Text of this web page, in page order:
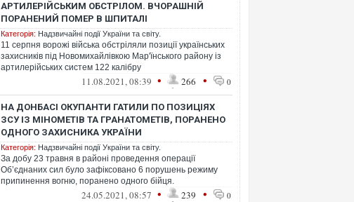
АРТИЛЕРІЙСЬКИМ ОБСТРІЛОМ. ВЧОРАШНІЙ
ПОРАНЕНИЙ ПОМЕР В ШПИТАЛІ
Категорія: Надзвичайні події України та світу.
11 серпня ворожі війська обстріляли позиції українських
захисників під Новомихайлівкою Мар'їнського району із
артилерійських систем 122 калібру
11.08.2021, 08:39 • 266 • 0
НА ДОНБАСІ ОКУПАНТИ ГАТИЛИ ПО ПОЗИЦІЯХ
ЗСУ ІЗ МІНОМЕТІВ ТА ГРАНАТОМЕТІВ, ПОРАНЕНО
ОДНОГО ЗАХИСНИКА УКРАЇНИ
Категорія: Надзвичайні події України та світу.
За добу 23 травня в районі проведення операції
Об’єднаних сил було зафіксовано 6 порушень режиму
припинення вогню, поранено одного бійця.
24.05.2021, 08:57 • 239 • 0